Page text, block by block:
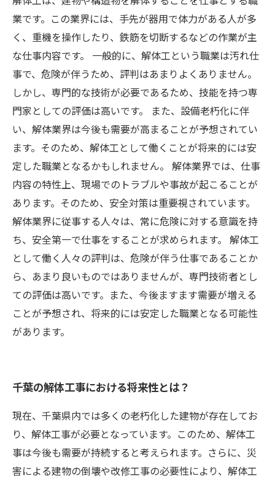
業です。この業界には、手先が器用で体力がある人が多
く、重機を操作したり、鉄筋を切断するなどの作業が主
な仕事内容です。 一般的に、解体工という職業は汚れ仕
事で、危険が伴うため、評判はあまりよくありません。
しかし、専門的な技術が必要であるため、技能を持つ専
門家としての評価は高いです。 また、設備老朽化に伴
い、解体業界は今後も需要が高まることが予想されてい
ます。そのため、解体工として働くことが将来的には安
定した職業となるかもしれません。 解体業界では、仕事
内容の特性上、現場でのトラブルや事故が起こることが
あります。そのため、安全対策は重要視されています。
解体業界に従事する人々は、常に危険に対する意識を持
ち、安全第一で仕事をすることが求められます。 解体工
として働く人々の評判は、危険が伴う仕事であることか
ら、あまり良いものではありませんが、専門技術者とし
ての評価は高いです。また、今後ますます需要が増える
ことが予想され、将来的には安定した職業となる可能性
があります。
千葉の解体工事における将来性とは？
現在、千葉県内では多くの老朽化した建物が存在してお
り、解体工事が必要となっています。このため、解体工
事は今後も需要が持続すると考えられます。さらに、災
害による建物の倒壊や改修工事の必要性により、解体工